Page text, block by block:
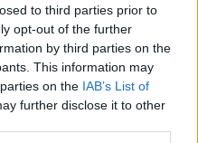
to third parties prior to
opt-out of the further
by third parties on the
This information may
on the IAB’s List of
further disclose it to other